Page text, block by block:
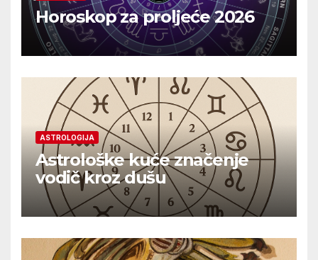
Horoskop za proljeće 2026
ASTROLOGIJA
Astrološke kuće značenje
vodič kroz dušu